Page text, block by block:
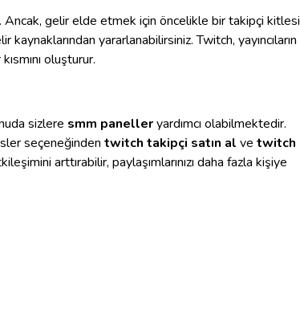
gelir elde etmek için öncelikle bir takipçi kitlesi
kaynaklarından yararlanabilirsiniz. Twitch, yayıncıların
oluşturur.
sizlere smm panelleryardımcı olabilmektedir.
seçeneğinden twitch takipçi satın al ve twitch
arttırabilir, paylaşımlarınızı daha fazla kişiye